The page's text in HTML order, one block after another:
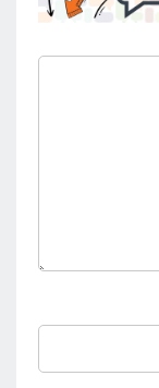
به راحتی
و در نهایت
حالت ممکن